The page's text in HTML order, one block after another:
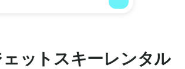
ットスキーレンタル